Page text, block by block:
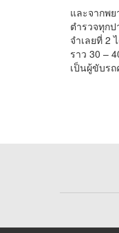
และจากพ
ตำรวจทุก
จำเลยที่ 2
ราว 30 –
เป็นผู้ขับร